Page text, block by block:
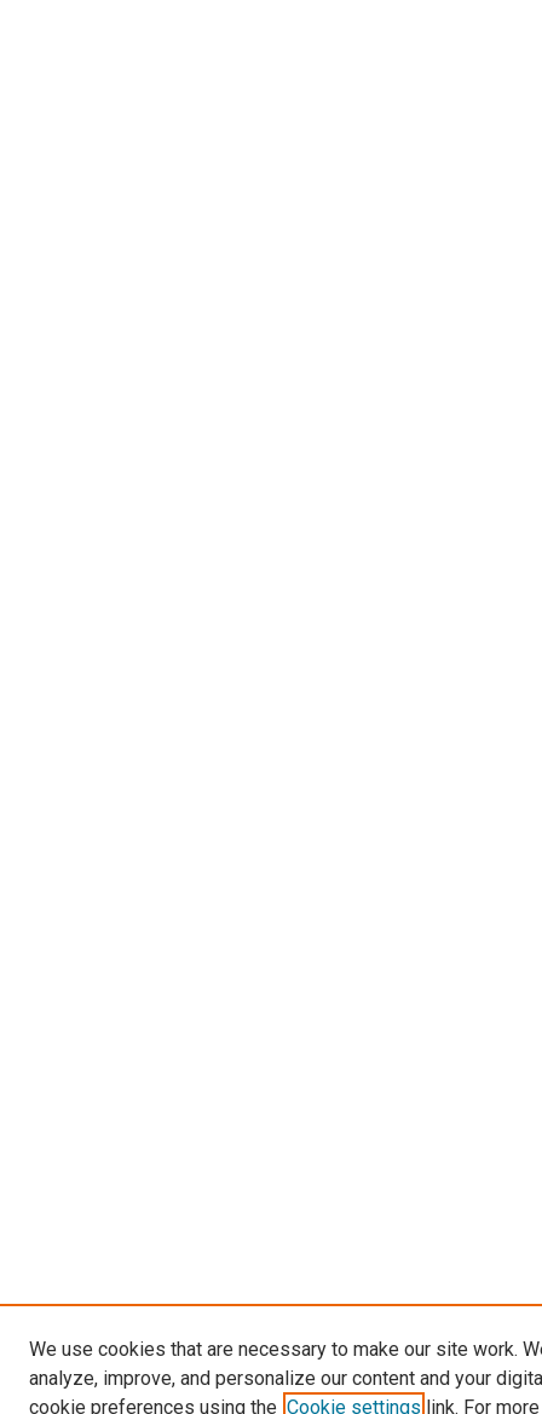
We use cookies that are necessary to make our site work.
analyze, improve, and personalize our content and your
cookie preferences using the Cookie settings link. For